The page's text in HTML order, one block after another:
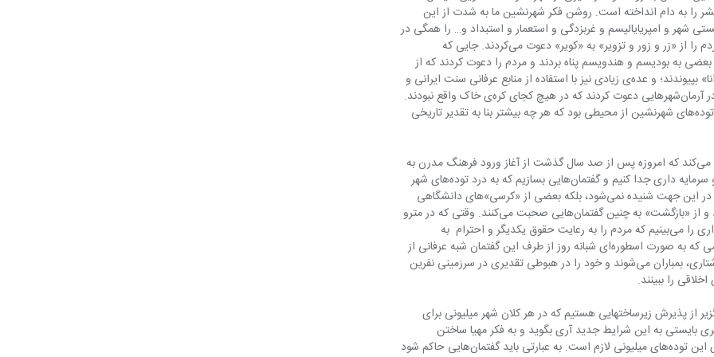
توانسته محیطی از آن خود بنا کند و ابنای بشر را به دام انداخته است. ‌روشن فکر شهرنشین ما به شدت از این
شهر و امپریایالیسم و غربزدگی و استعمار و استبداد و… را همگی در
یک کاسه چید و به آنها حمله کرد. ‌بعضی مردم را از «زر و زور و تزویر» به «کویر» دعوت می‌کردند. ‌جایی که
«معنویت» را می‌توان بی واسطه درک کرد. ‌بعضی به بودیسم و هندویسم پناه بردند و مردم را دعوت کردند که از
این «پرده‌ی پندار» خلاص شوند و به «نیروانا» بپیوندند؛ و عده‌ی زیادی نیز با استفاده از منابع عرفانی سنت ایرانی و
«چوبین بودن پای عقل»، خلق را به رهایی در آرمان‌شهرهایی دعوت کردند که در هیچ کجای کره‌ی خاک واقع نبودند.
‌نتیجه‌ی چنین ادبیاتی هرچه بیگانه‌تر شدن توده‌های شهرنشین از محیطی بود که هر چه بیشتر بنا به تقدیر تاریخی
‌همین مسائل ضرورت این موضوع را ثابت می‌کند که امروزه پس از صد سال گذشت از آغاز ورود فرهنگ مدرن به
ایران، شهرنشینی را از غربزدگی و استعمار و سرمایه داری جدا کنیم و گفتمان‌هایی بسازیم که به درد توده‌های شهر
نشین بخورد. ‌متاسفانه نه تنها هیچ صدایی در این جهت شنیده نمی‌شود، بلکه بعضی از «کرسی»های دانشگاهی
هنوز در الگوهای دوران جوانی‌شان مانده‌اند و از «بازگشت» به چنین گفتمان‌هایی صحبت می‌کنند. ‌‌وقتی که در مترو
در حال سفریم انواع و اقسام پیامهای شهرداری را می‌بینیم که مردم را به رعایت حقوق یکدیگر و احترام  به
سالمندان و معلولان دعوت می‌کند، اما مردمی که به صورت اسطوره‌ای شبانه روز از طرف این گفتمان شبه عرفانی از
رسانه‌های مختلف دیداری و شنیداری و نوشتاری، بمباران می‌شوند و خود را در هبوطی تقدیری در سرزمینی نفرین
از پذیرش زیرساختهایی هستیم که در هر کلان شهر میلیونی برای
لازمند. ‌جریان روشنفکری بایستی به این شرایط جدید آری بگوید و به فکر مهیا ساختن
گفتمان‌هایی باشد که برای هدایت ذهن‌های این توده‌های میلیونی لازم است. ‌به عبارتی باید گفتمان‌هایی حاکم شود